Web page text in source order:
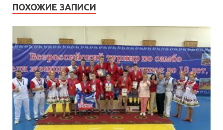
ПОХОЖИЕ ЗАПИСИ